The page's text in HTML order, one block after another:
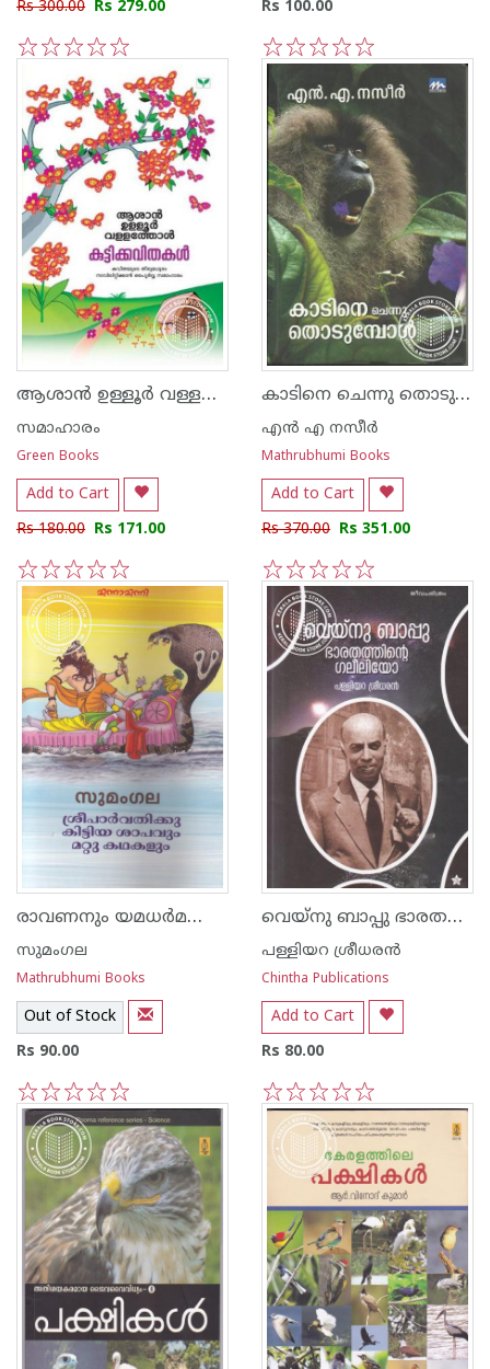
Rs 300.00 Rs 279.00 Rs 100.00
5
4
3
2
1
ആശാന്‍ ഉള്ളൂര്‍ വള്ളത്തോള്‍ കുട്ടികവിതകള്‍
സമാഹാരം
Green Books
Add to Cart
Rs 180.00 Rs 171.00
5
4
3
2
1
കാടിനെ ചെന്നു തൊടുമ്പോള്‍
എന്‍ എ നസീര്‍
Mathrubhumi Books
Add to Cart
Rs 370.00 Rs 351.00
5
4
3
2
1
രാവണനും യമധര്‍മനും മറ്റു കഥകളും
സുമംഗല
Mathrubhumi Books
Out of Stock
Rs 90.00
5
4
3
2
1
വെയ്നു ബാപ്പു ഭാരതത്തിന്റെ ഗലീലിയോ
പള്ളിയറ ശ്രീധര‌ന്‍
Chintha Publications
Add to Cart
Rs 80.00
5
4
3
2
1